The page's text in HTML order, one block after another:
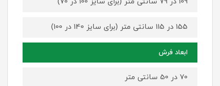
155 در 115 سانتی متر (برای سایز 140 در 100)
ابعاد فرش
70 در 50 سانتی متر